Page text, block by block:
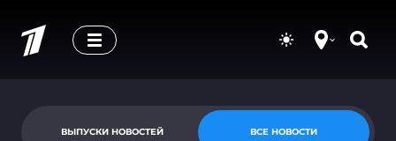
ВЫПУСКИ НОВОСТЕЙ ВСЕ НОВОСТИ